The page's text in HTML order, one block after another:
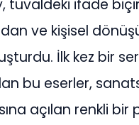
tuvaldeki ifade
ve kişisel
İlk kez bir
bu eserler,
açılan renkli bir